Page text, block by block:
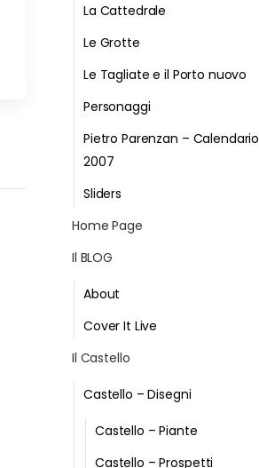
La Cattedrale
Le Grotte
Le Tagliate e il Porto nuovo
Personaggi
Pietro Parenzan – Calendario
2007
Sliders
Home Page
Il BLOG
About
Cover It Live
Il Castello
Castello – Disegni
Castello – Piante
Castello – Prospetti